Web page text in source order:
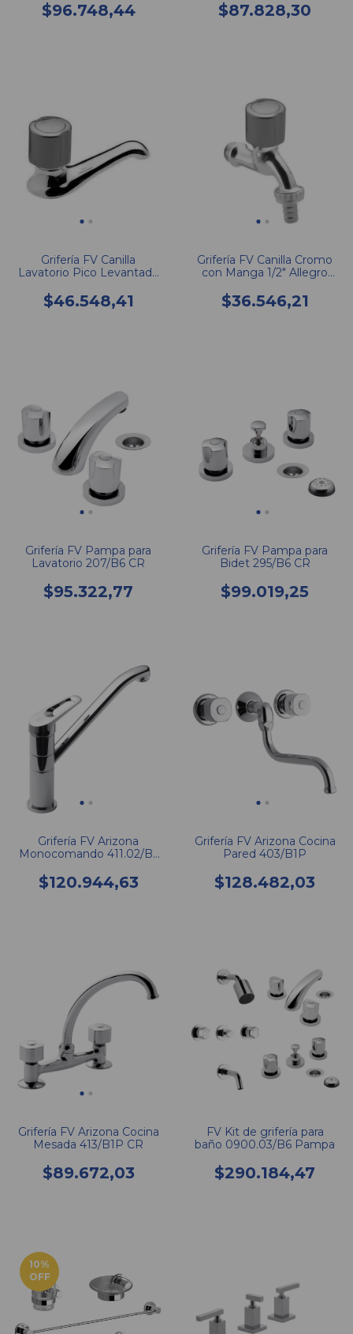
$96.748,44 $87.828,30
Grifería FV Canilla
Lavatorio Pico Levantado
$46.548,41
Grifería FV Canilla Cromo
con Manga 1/2" Allegro
$36.546,21
Grifería FV Pampa para
Lavatorio 207/B6 CR
$95.322,77
Grifería FV Pampa para
Bidet 295/B6 CR
$99.019,25
Grifería FV Arizona
Monocomando 411.02/B1
Alto
$120.944,63
Grifería FV Arizona Cocina
Pared 403/B1P
$128.482,03
Grifería FV Arizona Cocina
Mesada 413/B1P CR
$89.672,03
FV Kit de grifería para
baño 0900.03/B6 Pampa
$290.184,47
10%
OFF